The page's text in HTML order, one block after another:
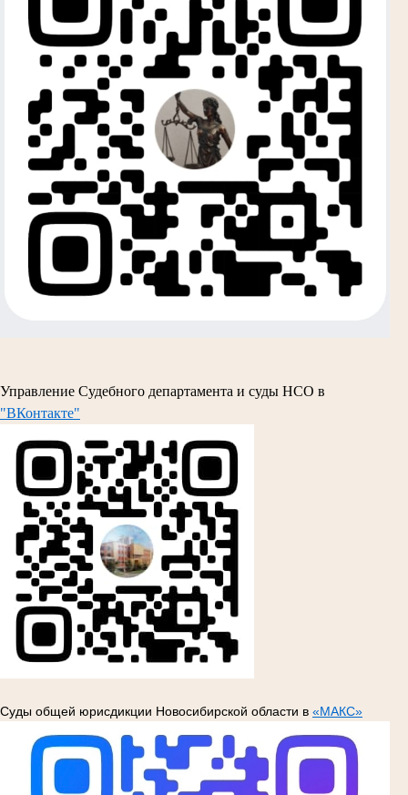
Управление Судебного департамента и суды НСО в
"ВКонтакте"
Суды общей юрисдикции Новосибирской области в «МАКС»